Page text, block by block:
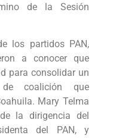
de la Sesión
los partidos PAN,
a conocer que
para consolidar un
coalición que
Mary Telma
la dirigencia del
del PAN, y